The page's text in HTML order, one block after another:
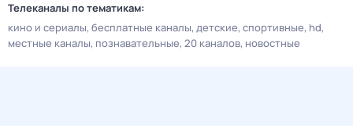
Телеканалы по тематикам:
кино и сериалы бесплатные каналы детские спортивные hd
местные каналы познавательные 20 каналов новостные